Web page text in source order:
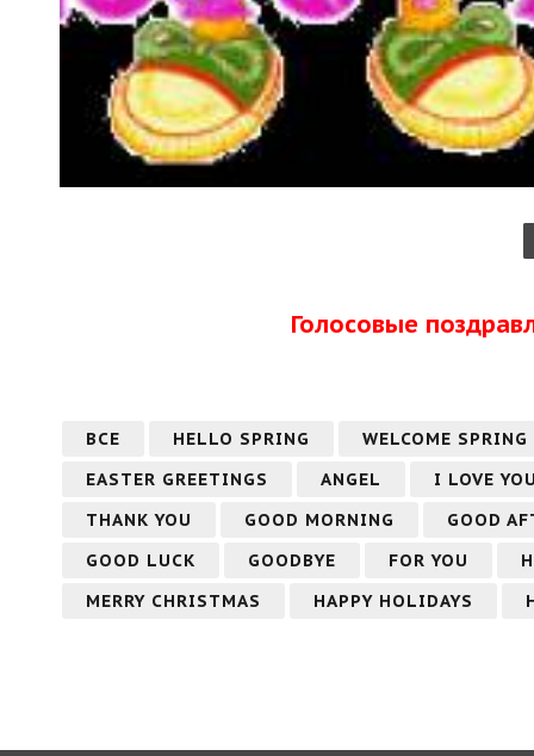
Голосовые
ВСЕ HELLO SPRING
WELCOME SPRING
EASTER GREETINGS
ANGEL
I LOVE
THANK YOU
GOOD MORNING
GOOD
GOOD LUCK
GOODBYE FOR YOU
MERRY CHRISTMAS
HAPPY HOLIDAYS